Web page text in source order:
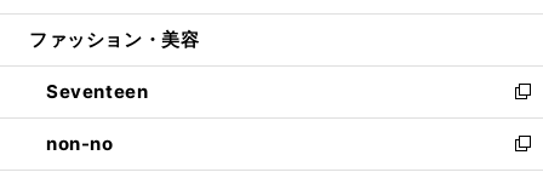
開
ウ
開
く
ン
ウ
で
開
く
ウ
ン
ド
ウ
で
開
ファッション・美容
Seventeen
新
し
い
ウ
non-no
新